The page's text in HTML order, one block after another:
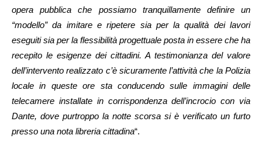
opera pubblica che possiamo tranquillamente definire un
“modello” da imitare e ripetere sia per la qualità dei lavori
eseguiti sia per la flessibilità progettuale posta in essere che ha
recepito le esigenze dei cittadini. A testimonianza del valore
dell’intervento realizzato c’è sicuramente l’attività che la Polizia
locale in queste ore sta conducendo sulle immagini delle
telecamere installate in corrispondenza dell’incrocio con via
Dante, dove purtroppo la notte scorsa si è verificato un furto
presso una nota libreria cittadina“.